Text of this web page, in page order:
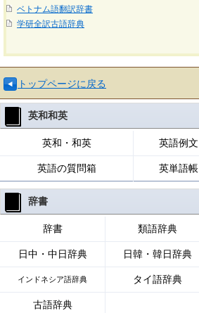
ベトナム語翻訳辞書
学研全訳古語辞典
トップページに戻る
英和和英
英和・和英 英語例文
英語の質問箱 英単語帳
辞書
辞書 類語辞典
日中・中日辞典 日韓・韓日辞典
インドネシア語辞典 タイ語辞典
古語辞典